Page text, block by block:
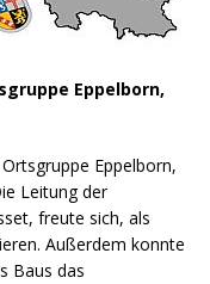
Eppelborn,
Eppelborn,
Leitung der
freute sich, als
Außerdem konnte
Baus das